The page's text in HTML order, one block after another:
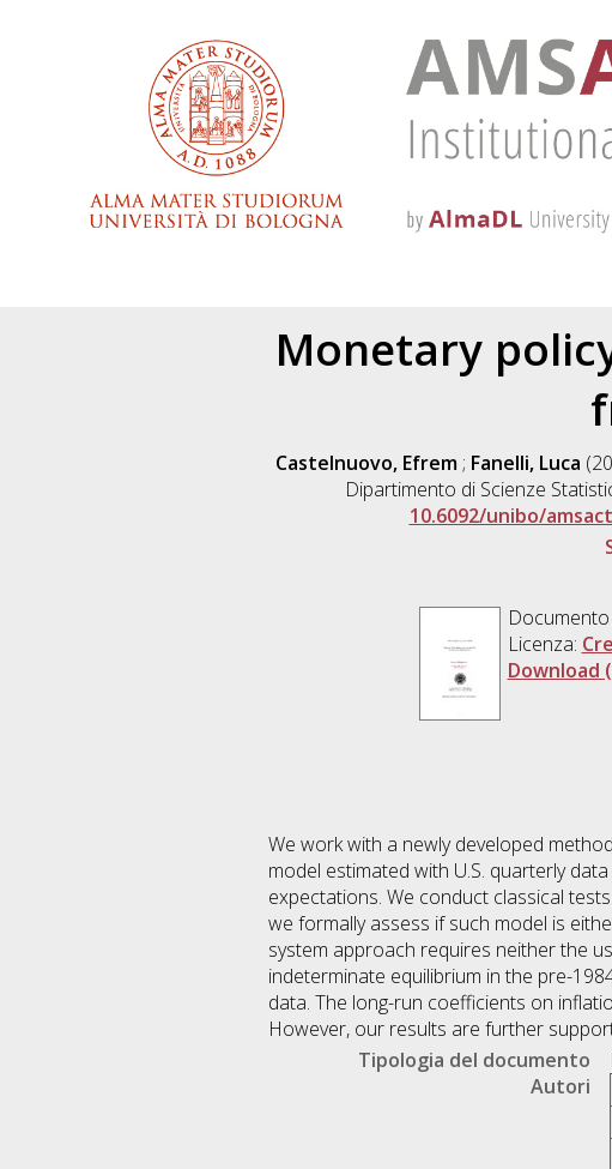
Monetary
Castelnuovo, Efrem; Fanelli, Luca
Dipartimento di Scienze
10.6092/unibo/
Licenza:
Download
We work with a newly developed
model estimated with U.S. quarterly
expectations. We conduct classical
we formally assess if such model is
system approach requires neither the
indeterminate equilibrium in the pre-
data. The long-run coefficients on
However, our results are further
Tipologia del documento
Autori